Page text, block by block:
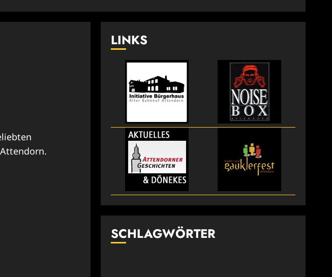
Attendorn.
LINKS
SCHLAGWÖRTER